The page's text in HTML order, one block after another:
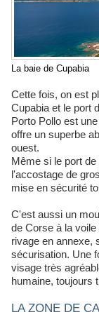
La baie de Cupabia
Cette fois, on est pleinement dans le Valinco avec la plage de
Cupabia et le port
Porto Pollo est
offre un superbe
ouest.
Même si le port
l'accostage de
mise en sécurité
C'est aussi un
de Corse à la
rivage en annexe,
sécurisation. Une
visage très
humaine, toujours
LA ZONE DE